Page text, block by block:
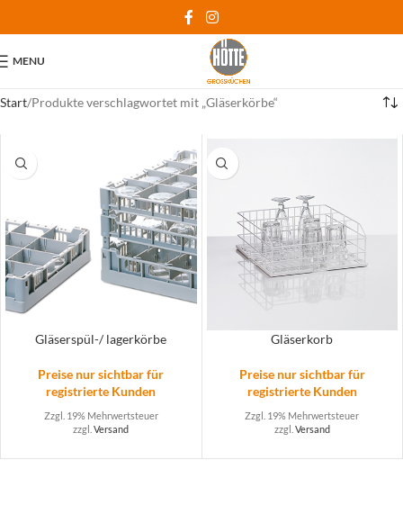
MENU
Start Produkte verschlagwortet mit „Gläserkörbe“
Gläserspül-/ lagerkörbe
Preise nur sichtbar für
registrierte Kunden
Zzgl. 19% Mehrwertsteuer
zzgl.Versand
Gläserkorb
Preise nur sichtbar für
registrierte Kunden
Zzgl. 19% Mehrwertsteuer
zzgl. Versand